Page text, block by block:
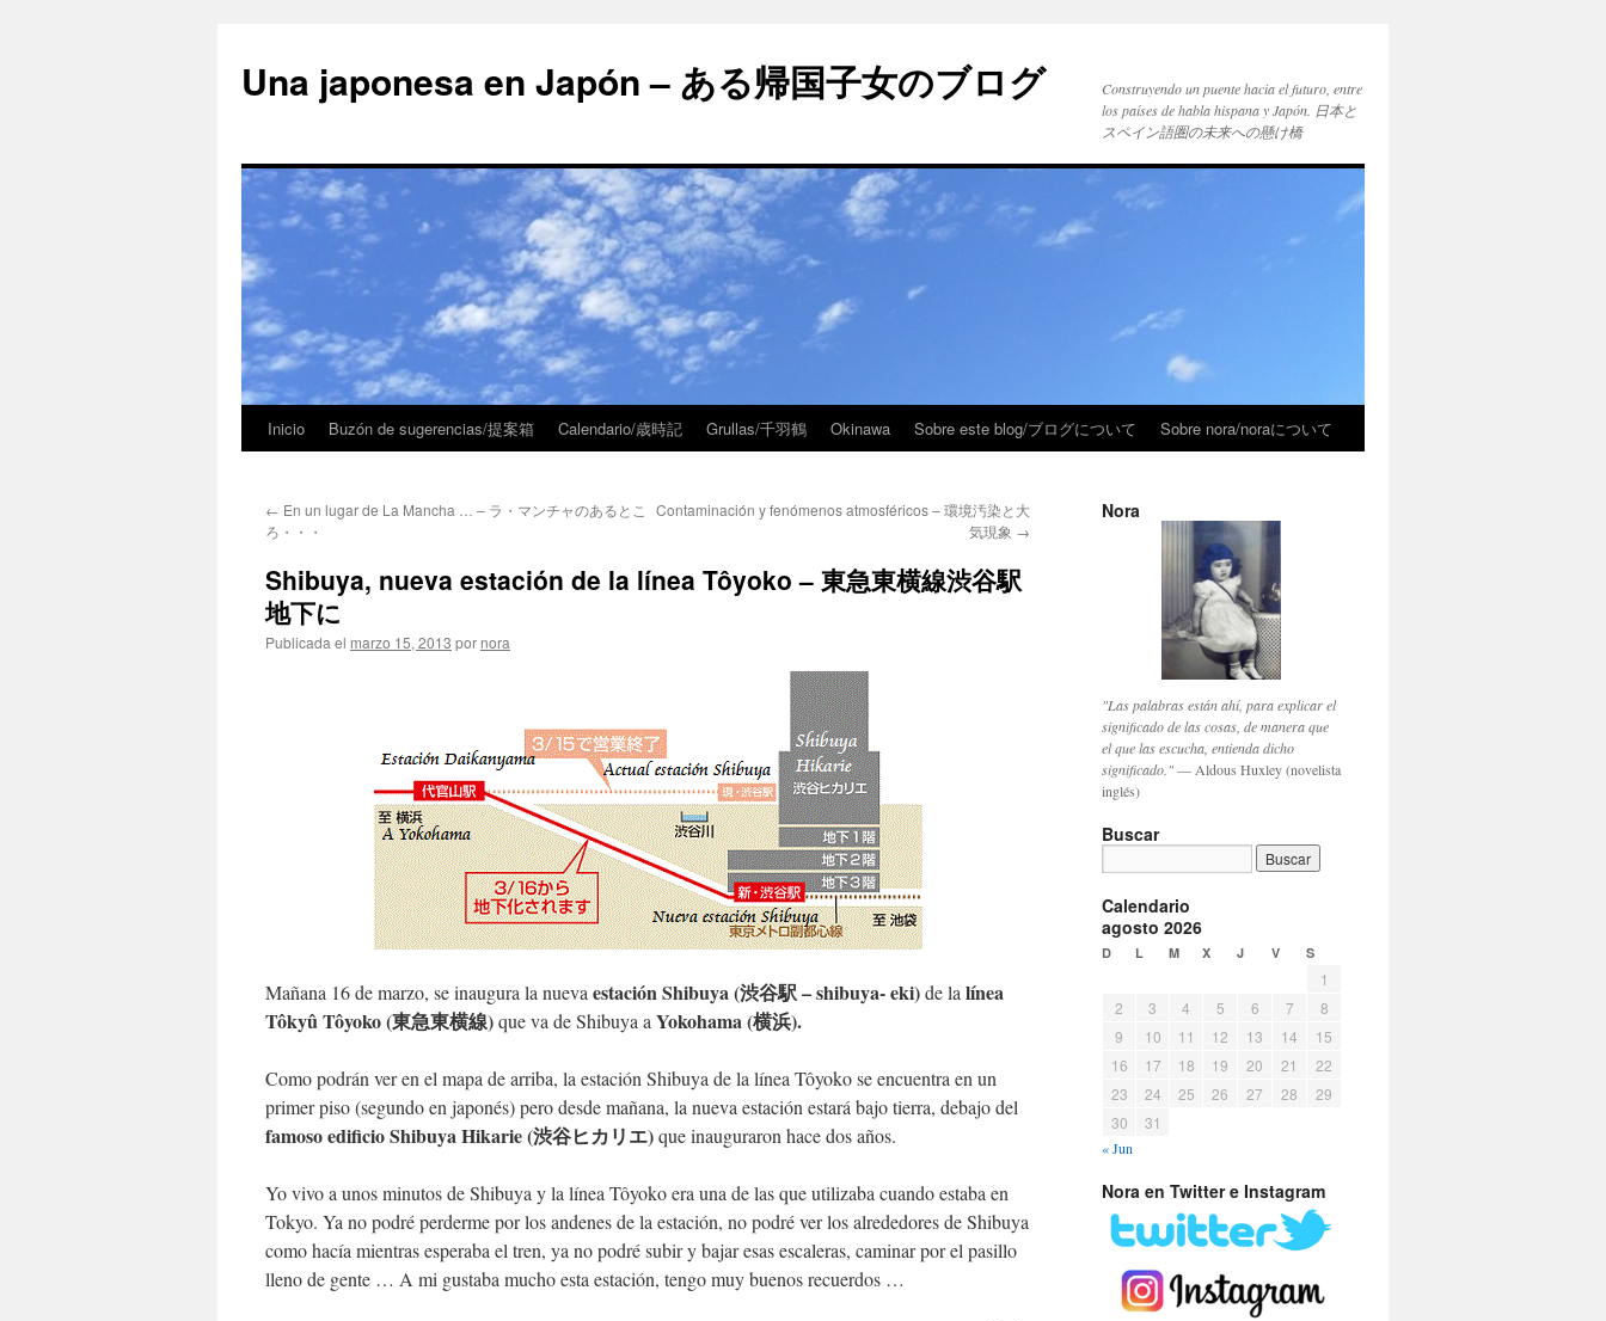
Una japonesa en Japón – ある帰国子女のブログ
Construyendo un puente hacia el futuro, entre
los países de habla hispana y Japón. 日本と
スペイン語圏の未来への懸け橋
Inicio Buzón de sugerencias/提案箱 Calendario/歳時記 Grullas/千羽鶴 Okinawa Sobre este blog/ブログについて Sobre nora/noraについて
← En un lugar de La Mancha … – ラ・マンチャのあるとこ
ろ・・・
Contaminación y fenómenos atmosféricos – 環境汚染と大
気現象 →
Shibuya, nueva estación de la línea Tôyoko – 東急東横線渋谷駅
地下に
Publicada el marzo 15, 2013 por nora
Mañana 16 de marzo, se inaugura la nueva estación Shibuya (渋谷駅 – shibuya- eki)de la línea
Tôkyû Tôyoko (東急東横線)que va de Shibuya a Yokohama (横浜).
Como podrán ver en el mapa de arriba, la estación Shibuya de la línea Tôyoko se encuentra en un
primer piso (segundo en japonés) pero desde mañana, la nueva estación estará bajo tierra, debajo del
famoso edificio Shibuya Hikarie (渋谷ヒカリエ)que inauguraron hace dos años.
Yo vivo a unos minutos de Shibuya y la línea Tôyoko era una de las que utilizaba cuando estaba en
Tokyo. Ya no podré perderme por los andenes de la estación, no podré ver los alrededores de Shibuya
como hacía mientras esperaba el tren, ya no podré subir y bajar esas escaleras, caminar por el pasillo
lleno de gente … A mi gustaba mucho esta estación, tengo muy buenos recuerdos …
Nora
"Las palabras están ahí, para explicar el
significado de las cosas, de manera que
el que las escucha, entienda dicho
significado."— Aldous Huxley (novelista
inglés)
Buscar
Calendario
agosto 2026
D L M X J V S
1
2
3 4 5 6 7
8
9
10 11 12 13 14
15
16
17 18 19 20 21
22
23
24 25 26 27 28
29
30
31
« Jun
Nora en Twitter e Instagram